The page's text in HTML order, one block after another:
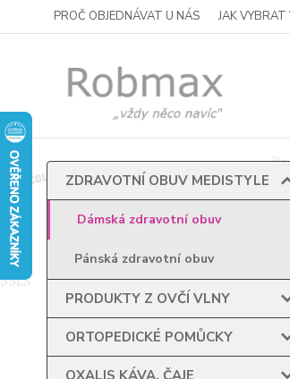
PROČ OBJEDNÁVAT U NÁS JAK
ZDRAVOTNÍ OBUV MEDISTYLE
Dámská zdravotní obuv
Pánská zdravotní obuv
PRODUKTY Z OVČÍ VLNY
ORTOPEDICKÉ POMŮCKY
OXALIS KÁVA, ČAJE